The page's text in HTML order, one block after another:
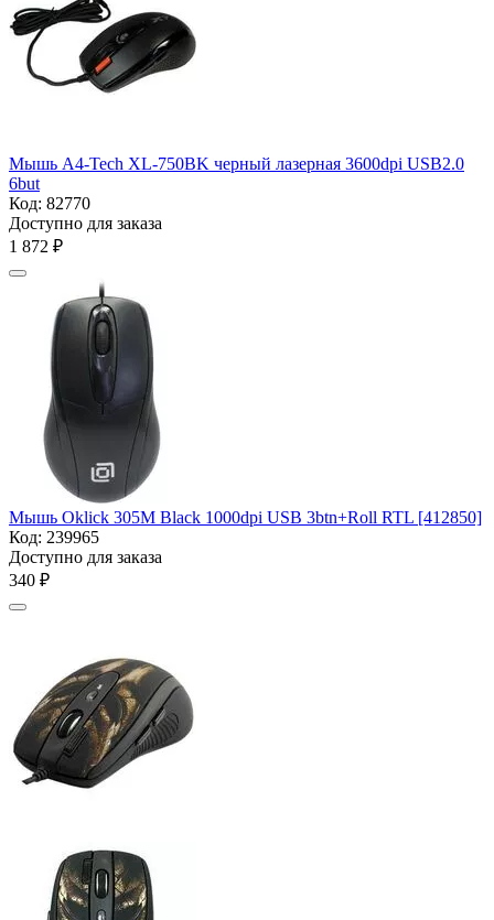
Мышь A4-Tech XL-750BK черный лазерная 3600dpi USB2.0
6but
Код: 82770
Доступно для заказа
1 872 ₽
Мышь Oklick 305M Black 1000dpi USB 3btn+Roll RTL [412850]
Код: 239965
Доступно для заказа
‍340‍ ₽